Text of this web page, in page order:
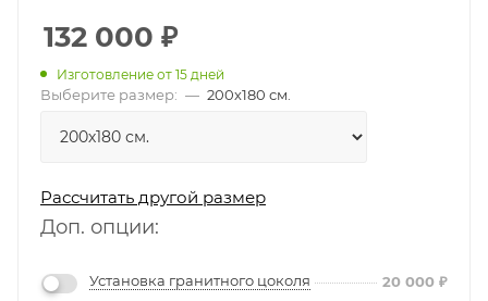
132 000 ₽
Изготовление от 15 дней
Выберите размер: — 200х180 см.
Рассчитать другой размер
Доп. опции:
Установка гранитного цоколя 20 000 ₽